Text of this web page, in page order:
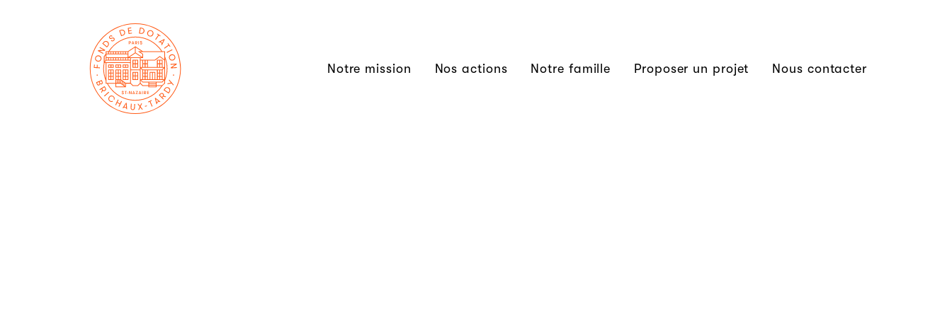
Notre mission Nos actions Notre famille Proposer un projet Nous contacter